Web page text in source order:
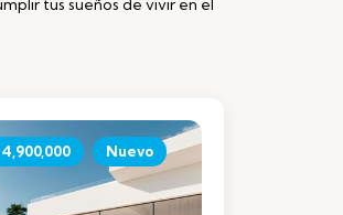
tus sueños de vivir en el
Nuevo